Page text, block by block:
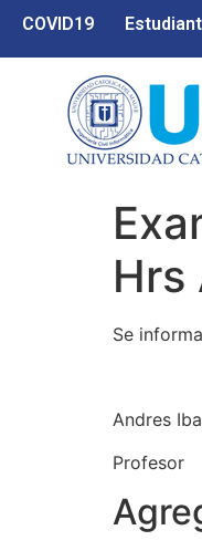
COVID19
Hrs
Se
Andres
Profesor